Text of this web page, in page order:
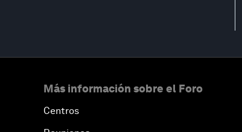
Más información sobre el Foro
Centros